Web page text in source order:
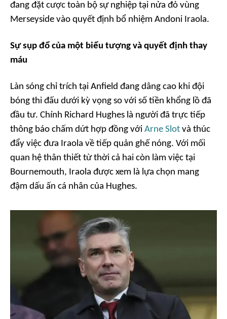
đang đặt cược toàn bộ sự nghiệp tại nửa đỏ vùng
Merseyside vào quyết định bổ nhiệm Andoni Iraola.
Sự sụp đổ của một biểu tượng và quyết định thay
máu
Làn sóng chỉ trích tại Anfield đang dâng cao khi đội
bóng thi đấu dưới kỳ vọng so với số tiền khổng lồ đã
đầu tư. Chính Richard Hughes là người đã trực tiếp
thông báo chấm dứt hợp đồng với Arne Slot và thúc
đẩy việc đưa Iraola về tiếp quản ghế nóng. Với mối
quan hệ thân thiết từ thời cả hai còn làm việc tại
Bournemouth, Iraola được xem là lựa chọn mang
đậm dấu ấn cá nhân của Hughes.